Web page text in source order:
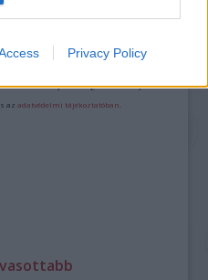
Privacy Policy
id/8044692
értelmében felhasználói tartalomnak
esetén forduljon a blog szerkesztőjéhez.
azadatvédelmi tájékoztatóban